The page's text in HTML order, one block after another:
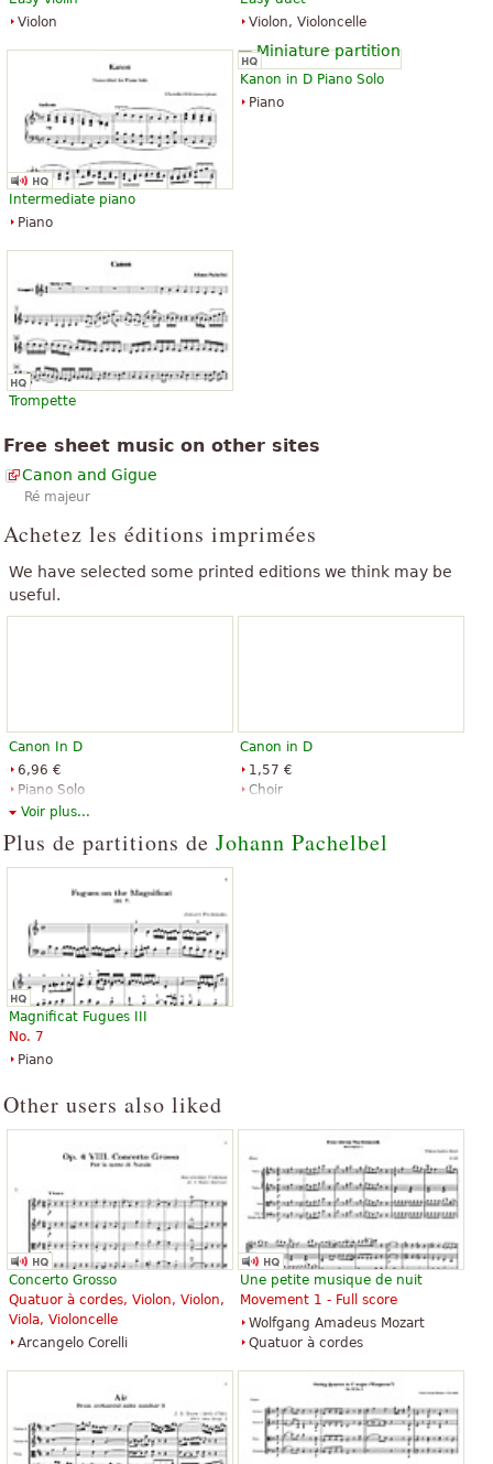
«J'adore cette chanson muchisisisisisisisisisisisisimas grasias pour
faciliter des chansons comme cette jalousie agradesco
Violon
Violon, Violoncelle
Intermediate piano
Piano
Kanon in D Piano Solo
Piano
Trompette
Free sheet music on other sites
Canon and Gigue
Ré majeur
Achetez les éditions imprimées
We have selected some printed editions we think may be
useful.
Canon In D
6,96 €
Piano Solo
Music Sales
Canon in D
1,57 €
Choir
3,44 €
Classical Guitar, Acoustic Guitar,
Guitar Tablature, Guitar Solo
Pachabel's Canon in D and
Gathered in the Love of Christ
13,06 €
Flute, Cello, Piano, Oboe, Organ
GIA Publications
Canon in D
Choir
Shawnee Press
Canon in D
Canon In D - Easy Piano
Voir plus...
Plus de partitions de Johann Pachelbel
Magnificat Fugues III
No. 7
Piano
Other users also liked
Concerto Grosso
Quatuor à cordes, Violon, Violon,
Viola, Violoncelle
Arcangelo Corelli
Une petite musique de nuit
Movement 1 - Full score
Wolfgang Amadeus Mozart
Quatuor à cordes